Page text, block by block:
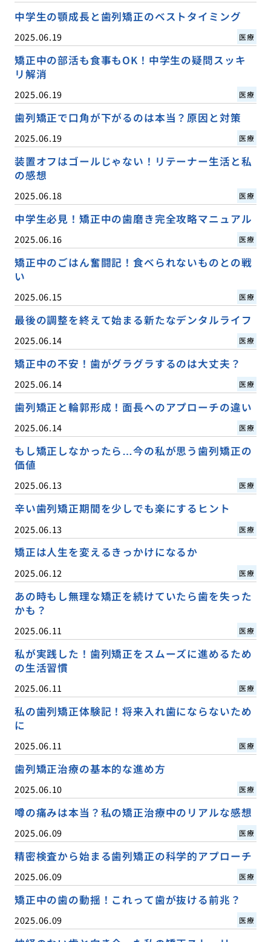
中学生の顎成長と歯列矯正のベストタイミング
2025.06.19 医療
矯正中の部活も食事もOK！中学生の疑問スッキ
リ解消
2025.06.19 医療
歯列矯正で口角が下がるのは本当？原因と対策
2025.06.19 医療
装置オフはゴールじゃない！リテーナー生活と私
の感想
2025.06.18 医療
中学生必見！矯正中の歯磨き完全攻略マニュアル
2025.06.16 医療
矯正中のごはん奮闘記！食べられないものとの戦
い
2025.06.15 医療
最後の調整を終えて始まる新たなデンタルライフ
2025.06.14 医療
矯正中の不安！歯がグラグラするのは大丈夫？
2025.06.14 医療
歯列矯正と輪郭形成！面長へのアプローチの違い
2025.06.14 医療
もし矯正しなかったら…今の私が思う歯列矯正の
価値
2025.06.13 医療
辛い歯列矯正期間を少しでも楽にするヒント
2025.06.13 医療
矯正は人生を変えるきっかけになるか
2025.06.12 医療
あの時もし無理な矯正を続けていたら歯を失った
かも？
2025.06.11 医療
私が実践した！歯列矯正をスムーズに進めるため
の生活習慣
2025.06.11 医療
私の歯列矯正体験記！将来入れ歯にならないため
に
2025.06.11 医療
歯列矯正治療の基本的な進め方
2025.06.10 医療
噂の痛みは本当？私の矯正治療中のリアルな感想
2025.06.09 医療
精密検査から始まる歯列矯正の科学的アプローチ
2025.06.09 医療
矯正中の歯の動揺！これって歯が抜ける前兆？
2025.06.09 医療